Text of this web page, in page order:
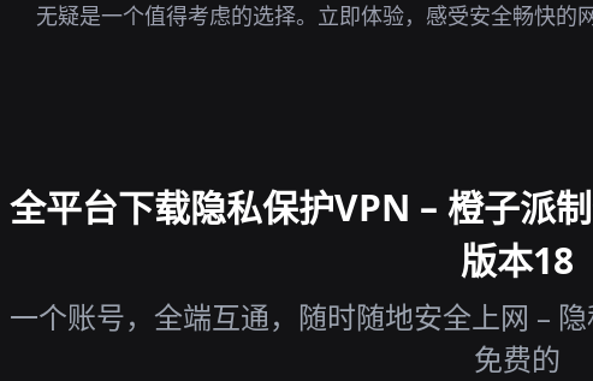
无疑是一个值得考虑的选择。立即体验，感受安全畅快的
全平台下载隐私保护VPN – 橙子派
版本18
一个账号，全端互通，随时随地安全上网 –
免费的